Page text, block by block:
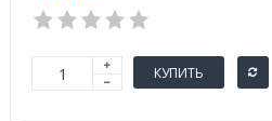
КУПИТЬ